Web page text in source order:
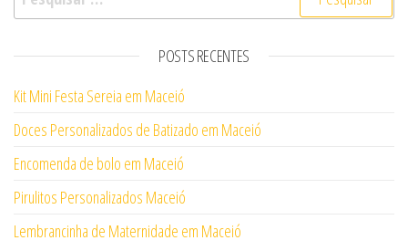
POSTS RECENTES
Kit Mini Festa Sereia em Maceió
Doces Personalizados de Batizado em Maceió
Encomenda de bolo em Maceió
Pirulitos Personalizados Maceió
Lembrancinha de Maternidade em Maceió